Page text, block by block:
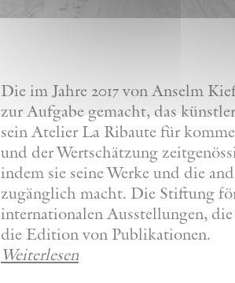
Die im Jahre 2017 von Anselm
zur Aufgabe gemacht, das
sein Atelier La Ribaute für
und der Wertschätzung
indem sie seine Werke und die
zugänglich macht. Die Stiftung
internationalen Ausstellungen,
die Edition von Publikationen.
Weiterlesen